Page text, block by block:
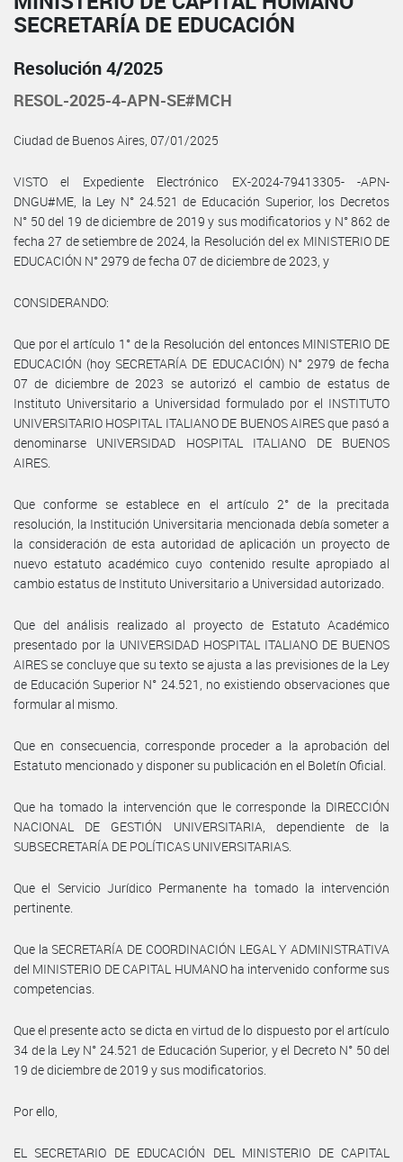
SECRETARÍA DE EDUCACIÓN
Resolución 4/2025
RESOL-2025-4-APN-SE#MCH
Ciudad de Buenos Aires, 07/01/2025
VISTO el Expediente Electrónico EX-2024-79413305- -APN-
DNGU#ME, la Ley N° 24.521 de Educación Superior, los Decretos
N° 50 del 19 de diciembre de 2019 y sus modificatorios y N° 862 de
fecha 27 de setiembre de 2024, la Resolución del ex MINISTERIO DE
EDUCACIÓN N° 2979 de fecha 07 de diciembre de 2023, y
CONSIDERANDO:
Que por el artículo 1° de la Resolución del entonces MINISTERIO DE
EDUCACIÓN (hoy SECRETARÍA DE EDUCACIÓN) N° 2979 de fecha
07 de diciembre de 2023 se autorizó el cambio de estatus de
Instituto Universitario a Universidad formulado por el INSTITUTO
UNIVERSITARIO HOSPITAL ITALIANO DE BUENOS AIRES que pasó a
denominarse UNIVERSIDAD HOSPITAL ITALIANO DE BUENOS
AIRES.
Que conforme se establece en el artículo 2° de la precitada
resolución, la Institución Universitaria mencionada debía someter a
la consideración de esta autoridad de aplicación un proyecto de
nuevo estatuto académico cuyo contenido resulte apropiado al
cambio estatus de Instituto Universitario a Universidad autorizado.
Que del análisis realizado al proyecto de Estatuto Académico
presentado por la UNIVERSIDAD HOSPITAL ITALIANO DE BUENOS
AIRES se concluye que su texto se ajusta a las previsiones de la Ley
de Educación Superior N° 24.521, no existiendo observaciones que
formular al mismo.
Que en consecuencia, corresponde proceder a la aprobación del
Estatuto mencionado y disponer su publicación en el Boletín Oficial.
Que ha tomado la intervención que le corresponde la DIRECCIÓN
NACIONAL DE GESTIÓN UNIVERSITARIA, dependiente de la
SUBSECRETARÍA DE POLÍTICAS UNIVERSITARIAS.
Que el Servicio Jurídico Permanente ha tomado la intervención
pertinente.
Que la SECRETARÍA DE COORDINACIÓN LEGAL Y ADMINISTRATIVA
del MINISTERIO DE CAPITAL HUMANO ha intervenido conforme sus
competencias.
Que el presente acto se dicta en virtud de lo dispuesto por el artículo
34 de la Ley N° 24.521 de Educación Superior, y el Decreto N° 50 del
19 de diciembre de 2019 y sus modificatorios.
Por ello,
EL SECRETARIO DE EDUCACIÓN DEL MINISTERIO DE CAPITAL